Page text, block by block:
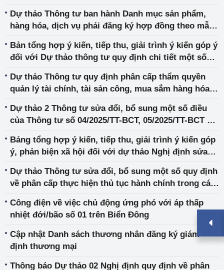
khuyến mại mà thương nhân được thực hiện trong
hoạt động khuyến mại
Dự thảo Thông tư ban hành Danh mục sản phẩm,
hàng hóa, dịch vụ phải đăng ký hợp đồng theo mẫu,
Bản tổng hợp ý kiến, tiếp thu, giải trình ý kiến góp ý
đối với Dự thảo thông tư quy định chi tiết một số
pháp thi hành luật địa chất và khoáng sản về kỹ
thuật an toàn trong khai thác khoáng sản
Dự thảo Thông tư quy định phân cấp thẩm quyền
quản lý tài chính, tài sản công, mua sắm hàng hóa,
thông tin và đầu tư công của Bộ Công Thương
Dự thảo 2 Thông tư sửa đổi, bổ sung một số điều
của Thông tư số 04/2025/TT-BCT, 05/2025/TT-BCT và
Bảng tổng hợp ý kiến, tiếp thu, giải trình ý kiến góp
ý, phản biện xã hội đối với dự thảo Nghị định sửa
33/2022/NĐ-CP ngày 27/5/2022 của Chính phủ quy
định chi tiết một số điều của Pháp lệnh Quản lý thị
trường
Dự thảo Thông tư sửa đổi, bổ sung một số quy định
về phân cấp thực hiện thủ tục hành chính trong các
Thương
Công điện về việc chủ động ứng phó với áp thấp
nhiệt đới/bão số 01 trên Biển Đông
Cập nhật Danh sách thương nhân đăng ký giám
định thương mại
Thông báo Dự thảo 02 Nghị định quy định về phân